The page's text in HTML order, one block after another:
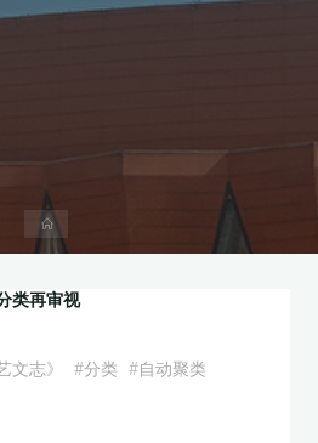
首
页
类再审视
文志》 #分类 #自动聚类